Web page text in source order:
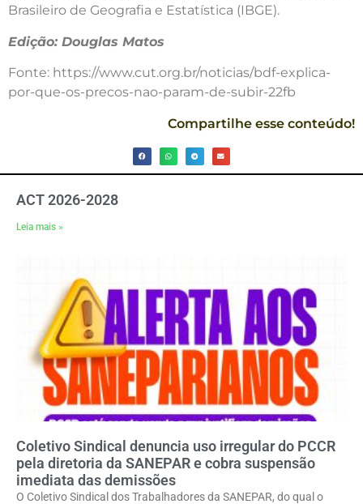
Brasileiro de Geografia e Estatística (IBGE).
Edição: Douglas Matos
Fonte: https://www.cut.org.br/noticias/bdf-explica-
por-que-os-precos-nao-param-de-subir-22fb
Compartilhe esse conteúdo!
ACT 2026-2028
Leia mais »
Coletivo Sindical denuncia uso irregular do PCCR
pela diretoria da SANEPAR e cobra suspensão
imediata das demissões
O Coletivo Sindical dos Trabalhadores da SANEPAR, do qual o